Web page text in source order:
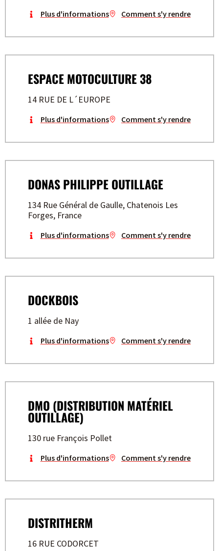
Plus d'informations Comment s'y rendre
ESPACE MOTOCULTURE 38
14 RUE DE L´EUROPE
Plus d'informations Comment s'y rendre
DONAS PHILIPPE OUTILLAGE
134 Rue Général de Gaulle, Chatenois Les
Forges, France
Plus d'informations Comment s'y rendre
DOCKBOIS
1 allée de Nay
Plus d'informations Comment s'y rendre
DMO (DISTRIBUTION MATÉRIEL
OUTILLAGE)
130 rue François Pollet
Plus d'informations Comment s'y rendre
DISTRITHERM
16 RUE CODORCET